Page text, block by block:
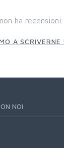
ha
A SCRIVERNE
NOI